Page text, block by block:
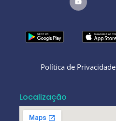
Política de Privacidade
Localização